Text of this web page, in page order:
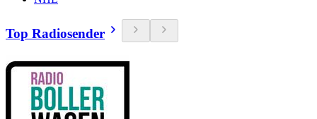
Top Radiosender